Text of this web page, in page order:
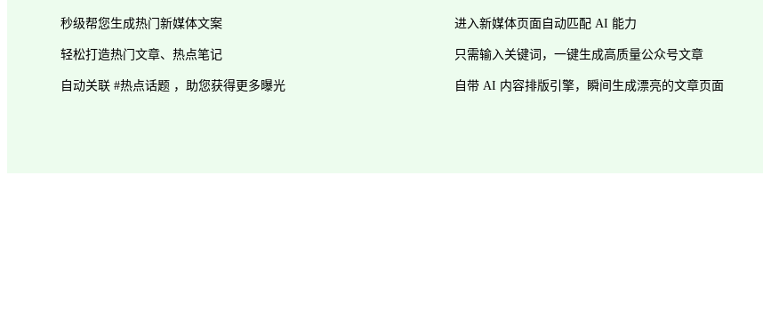
秒级帮您生成热门新媒体文案
轻松打造热门文章、热点笔记
自动关联 #热点话题 ，助您获得更多曝光
进入新媒体页面自动匹配 AI 能力
只需输入关键词，一键生成高质量公众号文章
自带 AI 内容排版引擎，瞬间生成漂亮的文章页面